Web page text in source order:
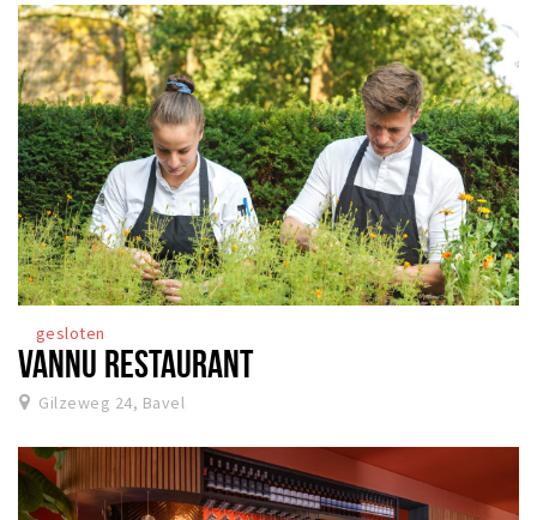
gesloten
VANNU RESTAURANT
Gilzeweg 24, Bavel